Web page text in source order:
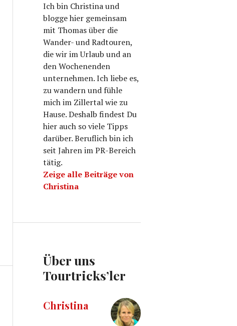
Ich bin Christina und
blogge hier gemeinsam
mit Thomas über die
Wander- und Radtouren,
die wir im Urlaub und an
den Wochenenden
unternehmen. Ich liebe es,
zu wandern und fühle
mich im Zillertal wie zu
Hause. Deshalb findest Du
hier auch so viele Tipps
darüber. Beruflich bin ich
seit Jahren im PR-Bereich
tätig.
Zeige alle Beiträge von
Christina
Über uns
Tourtricks’ler
Christina